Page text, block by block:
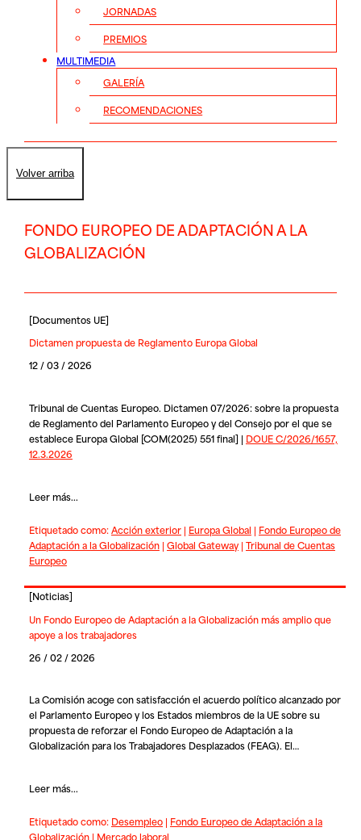
JORNADAS
PREMIOS
MULTIMEDIA
GALERÍA
RECOMENDACIONES
Volver arriba
FONDO EUROPEO DE ADAPTACIÓN A LA
GLOBALIZACIÓN
[Documentos UE]
Dictamen propuesta de Reglamento Europa Global
12 / 03 / 2026
Tribunal de Cuentas Europeo. Dictamen 07/2026: sobre la propuesta
de Reglamento del Parlamento Europeo y del Consejo por el que se
establece Europa Global [COM(2025) 551 final] | DOUE C/2026/1657,
12.3.2026
Leer más...
Etiquetado como:Acción exterior| Europa Global | Fondo Europeo de
Adaptación a la Globalización| Global Gateway| Tribunal de Cuentas
Europeo
[Noticias]
Un Fondo Europeo de Adaptación a la Globalización más amplio que
apoye a los trabajadores
26 / 02 / 2026
La Comisión acoge con satisfacción el acuerdo político alcanzado por
el Parlamento Europeo y los Estados miembros de la UE sobre su
propuesta de reforzar el Fondo Europeo de Adaptación a la
Globalización para los Trabajadores Desplazados(FEAG). El…
Leer más...
Etiquetado como: Desempleo| Fondo Europeo de Adaptación a la
Globalización| Mercado laboral